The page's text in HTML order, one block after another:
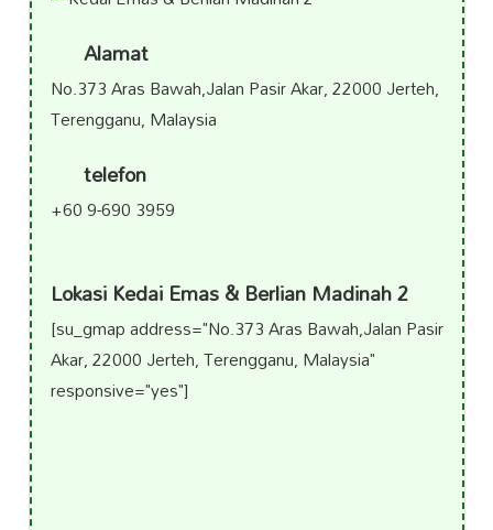
Alamat
No.373 Aras Bawah,Jalan Pasir Akar, 22000 Jerteh,
Terengganu, Malaysia
telefon
+60 9-690 3959
Lokasi Kedai Emas & Berlian Madinah 2
[su_gmap address="No.373 Aras Bawah,Jalan Pasir
Akar, 22000 Jerteh, Terengganu, Malaysia"
responsive="yes"]